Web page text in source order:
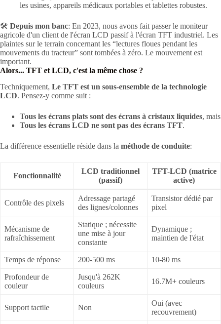
les usines, appareils médicaux portables et tablettes robustes.
🛠️ Depuis mon banc: En 2023, nous avons fait passer le moniteur
agricole d'un client de l'écran LCD passif à l'écran TFT industriel. Les
plaintes sur le terrain concernant les “lectures floues pendant les
mouvements du tracteur” sont tombées à zéro. Le mouvement est
important.
Alors... TFT et LCD, c'est la même chose ?
Techniquement, Le TFT est un sous-ensemble de la technologie
LCD. Pensez-y comme suit :
Tous les écrans plats sont des écrans à cristaux liquides, mais
Tous les écrans LCD ne sont pas des écrans TFT.
La différence essentielle réside dans la méthode de conduite:
Fonctionnalité
LCD traditionnel
(passif)
TFT-LCD (matrice
active)
Contrôle des pixels
Adressage partagé
des lignes/colonnes
Transistor dédié par
pixel
Mécanisme de
rafraîchissement
Statique ; nécessite
une mise à jour
constante
Dynamique ;
maintien de l'état
Temps de réponse 200-500 ms 10-80 ms
Profondeur de
couleur
Jusqu'à 262K
couleurs
16.7M+ couleurs
Support tactile Non
Oui (avec
recouvrement)